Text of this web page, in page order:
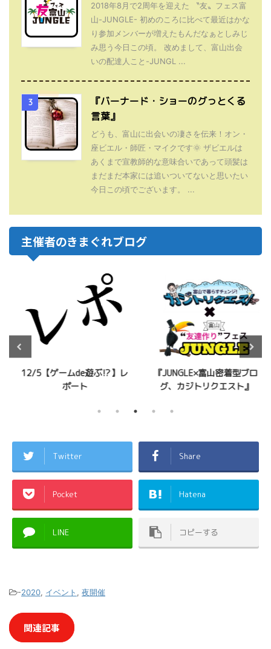
2018年8月で2周年を迎えた 〝友〟フェス富
山-JUNGLE- 初めのころに比べて最近はかな
り参加メンバーが増えたもんだなぁとしみじ
み思う今日この頃。 改めまして、富山出会
いの配達人こと-JUNGL ...
3
『バーナード・ショーのグっとくる
言葉』
どうも、富山に出会いの凄さを伝来！オン・
座ビエル・師匠・マイクです🌞 ザビエルは
あくまで宣教師的な意味合いであって頭髪は
まだまだ本家には追いついてないと思いたい
今日この頃でございます。 ...
主催者のきまぐれブログ
12/5【ゲームde遊ぶ⁉︎】レ
ポート
『JUNGLE×富山密着型ブロ
グ、カジトリクエスト』
Twitter Share
Pocket Hatena
LINE コピーする
-2020, イベント , 夜開催
関連記事